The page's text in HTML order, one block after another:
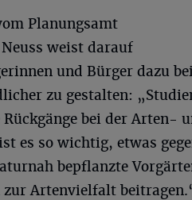
Planungsamt
weist darauf
und Bürger dazu
zu gestalten:
Rückgänge bei der Arten-
es so wichtig, etwas
bepflanzte
zur Artenvielfalt